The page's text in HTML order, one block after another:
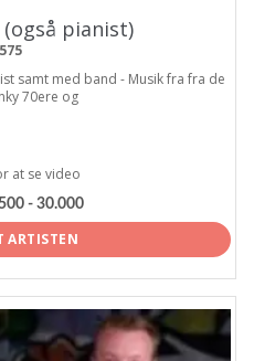
(også pianist)
samt med band - Musik fra fra de
70ere og
at se video
- 30.000
ARTISTEN